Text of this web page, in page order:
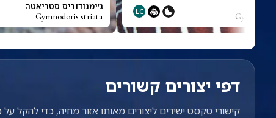
LC ג׳ימנודוריס סטריאטה
Gymnodoris striata
דפי יצורים קשורים
קישורי טקסט ישירים ליצורים מאותו אזור מחיה, כדי להקל על